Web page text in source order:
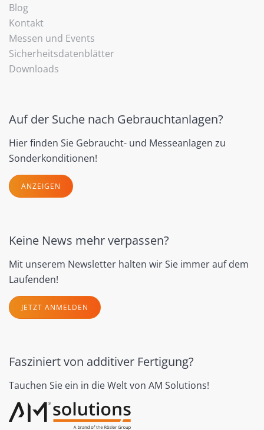
Blog
Kontakt
Messen und Events
Sicherheitsdatenblätter
Downloads
Auf der Suche nach Gebrauchtanlagen?
Hier finden Sie Gebraucht- und Messeanlagen zu
Sonderkonditionen!
ANZEIGEN
Keine News mehr verpassen?
Mit unserem Newsletter halten wir Sie immer auf dem
Laufenden!
JETZT ANMELDEN
Fasziniert von additiver Fertigung?
Tauchen Sie ein in die Welt von AM Solutions!